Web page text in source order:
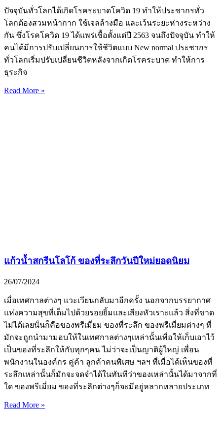
ปัจจุบันทั่วโลกได้เกิดโรคระบาดโควิด 19 ทำให้ประชากรทั่ว
โลกต้องสวมหน้ากาก ใช้เจลล้างมือ และเว้นระยะห่างระหว่าง
กัน ซึ่งโรคโควิด 19 ได้แพร่เชื้อตั้งแต่ปี 2563 จนถึงปัจจุบัน ทำให้
คนได้มีการปรับเปลี่ยนการใช้ชีวิตแบบ New normal ประชากร
ทั่วโลกเริ่มปรับเปลี่ยนชีวิตหลังจากเกิดโรคระบาด ทำให้การ
ธุระกิจ
Read More »
แก้วน้ำสกรีนโลโก้ ของที่ระลึกวันปีใหม่ยอดนิยม
26/07/2024
เมื่อเทศกาลต่างๆ แวะเวียนกลับมาอีกครั้ง นอกจากบรรยากาศ
แห่งความสุขที่เต็มไปด้วยรอยยิ้มและเสียงหัวเราะแล้ว สิ่งที่ขาด
ไม่ได้เลยนั่นก็คือของพรีเมี่ยม ของที่ระลึก ของพรีเมี่ยมต่างๆ ที่
มักจะถูกนำมามอบให้ในเทศกาลต่างๆเหล่านั้นเพื่อให้เก็บเอาไว้
เป็นของที่ระลึกให้กับทุกๆคน ไม่ว่าจะเป็นญาติผู้ใหญ่ เพื่อน
พนักงานในองค์กร คู่ค้า ลูกค้าคนพิเศษ ฯลฯ ที่เมื่อได้เห็นของที่
ระลึกเหล่านั้นก็มักจะจดจำได้ในทันทีว่าของเหล่านั้นได้มาจากที่
ใด ของพรีเมี่ยม ของที่ระลึกต่างๆก็จะมีอยู่หลากหลายประเภท
Read More »